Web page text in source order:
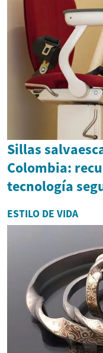
Sillas
Colombia:
tecnología
ESTILO DE VIDA